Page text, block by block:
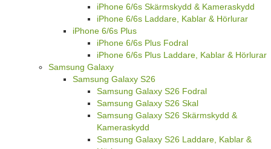
iPhone 6/6s Skärmskydd & Kameraskydd
iPhone 6/6s Laddare, Kablar & Hörlurar
iPhone 6/6s Plus
iPhone 6/6s Plus Fodral
iPhone 6/6s Plus Laddare, Kablar & Hörlurar
Samsung Galaxy
Samsung Galaxy S26
Samsung Galaxy S26 Fodral
Samsung Galaxy S26 Skal
Samsung Galaxy S26 Skärmskydd &
Kameraskydd
Samsung Galaxy S26 Laddare, Kablar &